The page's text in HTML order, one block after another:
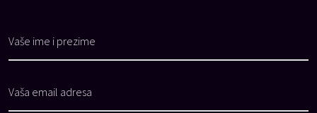
Vaše ime i prezime
Vaša email adresa